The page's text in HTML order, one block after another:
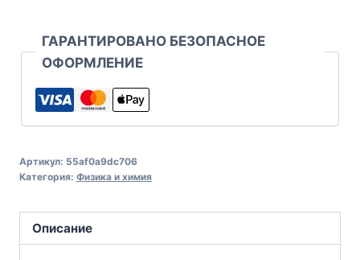
ГАРАНТИРОВАНО БЕЗОПАСНОЕ
ОФОРМЛЕНИЕ
Артикул: 55af0a9dc706
Категория: Физика и химия
Описание